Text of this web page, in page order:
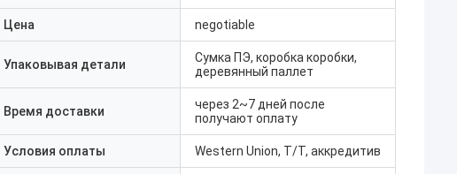
Цена negotiable
Упаковывая детали
Сумка ПЭ, коробка коробки,
деревянный паллет
Время доставки
через 2~7 дней после
получают оплату
Условия оплаты Western Union, T/T, аккредитив